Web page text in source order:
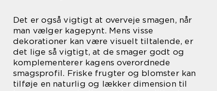
Det er også vigtigt at overveje smagen, når
man vælger kagepynt. Mens visse
dekorationer kan være visuelt tiltalende, er
det lige så vigtigt, at de smager godt og
komplementerer kagens overordnede
smagsprofil. Friske frugter og blomster kan
tilføje en naturlig og lækker dimension til